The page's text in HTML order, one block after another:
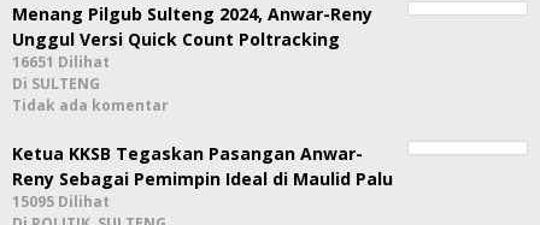
Menang Pilgub Sulteng 2024, Anwar-Reny
Unggul Versi Quick Count Poltracking
16651 Dilihat
Di SULTENG
Tidak ada komentar
Ketua KKSB Tegaskan Pasangan Anwar-
Reny Sebagai Pemimpin Ideal di Maulid Palu
15095 Dilihat